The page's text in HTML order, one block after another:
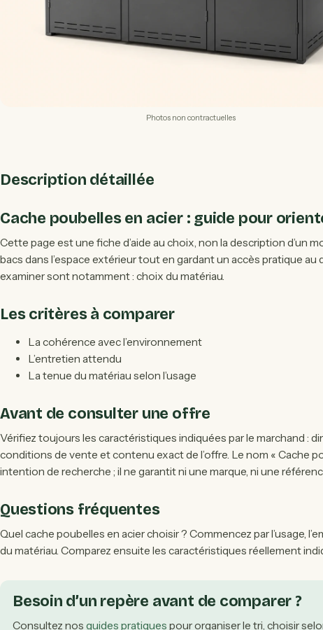
Photos non contractuelles
Description détaillée
Cache poubelles en acier : guide pour
Cette page est une fiche d’aide au choix, non la description d’un
bacs dans l’espace extérieur tout en gardant un accès pratique
examiner sont notamment : choix du matériau.
Les critères à comparer
La cohérence avec l’environnement
L’entretien attendu
La tenue du matériau selon l’usage
Avant de consulter une offre
Vérifiez toujours les caractéristiques indiquées par le marchand :
conditions de vente et contenu exact de l’offre. Le nom « Cache
intention de recherche ; il ne garantit ni une marque, ni une
Questions fréquentes
Quel cache poubelles en acier choisir ? Commencez par l’usage,
du matériau. Comparez ensuite les caractéristiques réellement
Besoin d’un repère avant de comparer ?
Consultez nos guides pratiques pour organiser le tri, choisir